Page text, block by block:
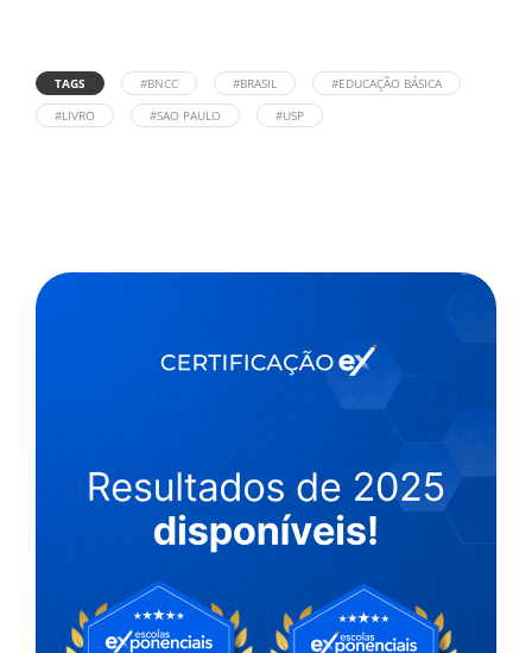
TAGS #BNCC #BRASIL
#EDUCAÇÃO BÁSICA
#LIVRO
#SAO PAULO #USP